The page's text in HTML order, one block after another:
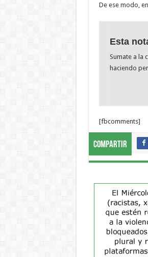
De ese modo,
Esta
Sumate a la
haciendo
[fbcomments]
Compartir